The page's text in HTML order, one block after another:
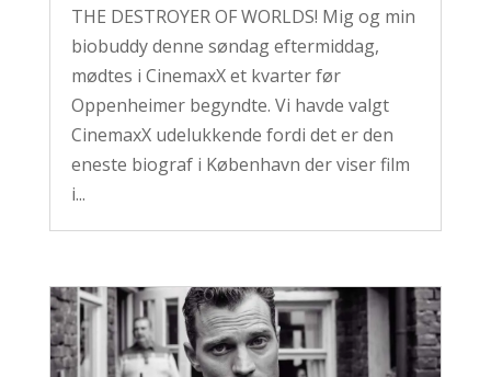
THE DESTROYER OF WORLDS! Mig og min
biobuddy denne søndag eftermiddag,
mødtes i CinemaxX et kvarter før
Oppenheimer begyndte. Vi havde valgt
CinemaxX udelukkende fordi det er den
eneste biograf i København der viser film
i...